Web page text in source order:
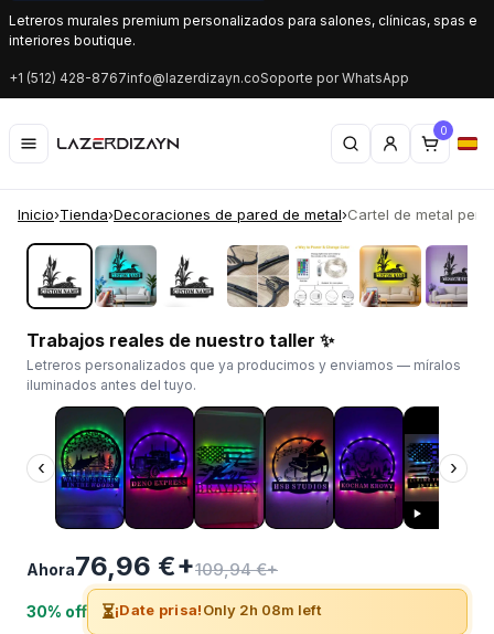
Letreros murales premium personalizados para salones, clínicas, spas e
interiores boutique.
+1 (512) 428-8767info@lazerdizayn.coSoporte por WhatsApp
0
Inicio›Tienda›Decoraciones de pared de metal›Cartel de metal
‹ ›
Trabajos reales de nuestro taller ✨
Letreros personalizados que ya producimos y enviamos — míralos
iluminados antes del tuyo.
‹ ›
Ahora76,96 €+109,94 €+
30% off ⏳¡Date prisa!Only 2h 08m left